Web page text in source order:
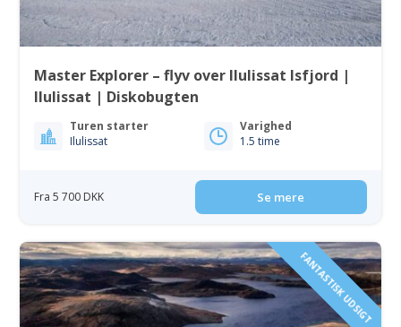
Master Explorer – flyv over Ilulissat Isfjord |
Ilulissat | Diskobugten
Turen starter
Ilulissat
Varighed
1.5 time
Fra 5 700 DKK Se mere
FANTASTISK UDSIGT